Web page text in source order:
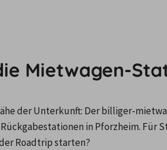
Mietwagen-
der Unterkunft: Der billiger-
in Pforzheim.
Roadtrip starten?